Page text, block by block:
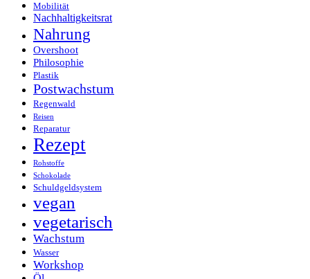
Mobilität
Nachhaltigkeitsrat
Nahrung
Overshoot
Philosophie
Plastik
Postwachstum
Regenwald
Reisen
Reparatur
Rezept
Rohstoffe
Schokolade
Schuldgeldsystem
vegan
vegetarisch
Wachstum
Wasser
Workshop